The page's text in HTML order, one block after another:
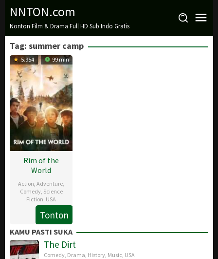
Loncat
konten
NNTON.com
Nonton Film & Drama Full HD Sub Indo Gratis
Tag: summer camp
5.954 99 min
Rim of the
World
Action ,Adventure
Comedy, Science
Fiction USA
24
May
2019
Tim
Trella
Tonton
KAMU PASTI SUKA
The Dirt
Comedy Drama History Music USA